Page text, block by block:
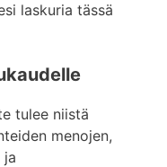
laskuria tässä
tulee niistä
menojen,
ja